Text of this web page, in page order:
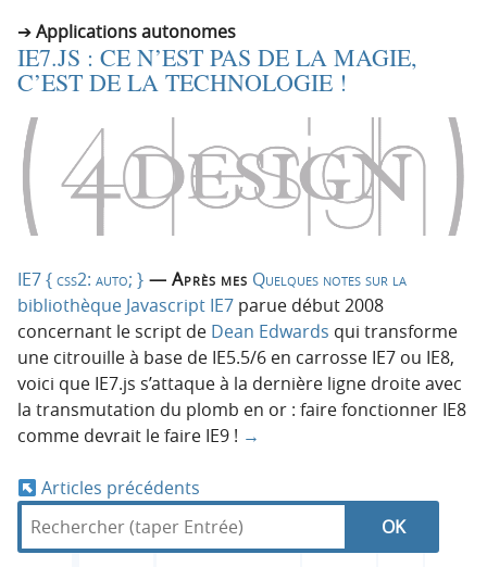
Applications autonomes
IE7.JS : CE N’EST PAS DE LA MAGIE,
C’EST DE LA TECHNOLOGIE !
IE7 { css2: auto; } — Après mes Quelques notes sur la
bibliothèque Javascript IE7 parue début 2008
concernant le script de Dean Edwards qui transforme
une citrouille à base de IE5.5/6 en carrosse IE7 ou IE8,
voici que IE7.js s’attaque à la dernière ligne droite avec
la transmutation du plomb en or : faire fonctionner IE8
comme devrait le faire IE9 ! →
N
a
Articles précédents
R
R
d